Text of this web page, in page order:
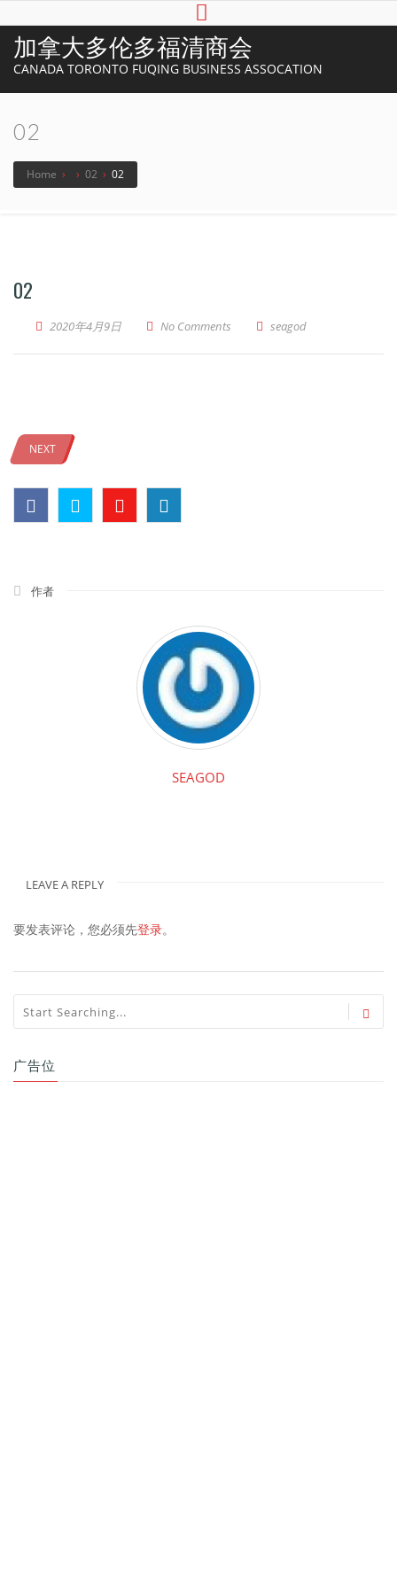
加拿大多伦多福清商会
CANADA TORONTO FUQING BUSINESS ASSOCATION
02
Home › › 02 › 02
02
2020年4月9日 No Comments seagod
NEXT
作者
SEAGOD
LEAVE A REPLY
要发表评论，您必须先登录。
广告位